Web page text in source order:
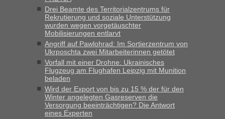
keine Probleme geben“
Recht, Visa und Dokumente • Deklaration
gebrauchter Kleidung beim Zoll
„Hallo Leute, ich weiß nicht, ob ich hier richtig bin mit meiner
Anfrage. Ich möchte 4 Umzugskartons mit gebrauchter
Straßen Kleidung bei der Einreise in die Ukraine
mitnehmen. Es ist gebrauchte Kleidung...“
Berichte und Reisetipps • Re: An welchem
Grenzübergang zwischen Polen und der Ukraine geht es am
schnellsten?
Drei Beamte des Territorialzentrums für
Rekrutierung und soziale Unterstützung
wurden wegen vorgetäuschter
Mobilisierungen entlarvt
Angriff auf Pawlohrad: Im Sortierzentrum von
Ukrposchta zwei Mitarbeiterinnen getötet
Vorfall mit einer Drohne: Ukrainisches
Flugzeug am Flughafen Leipzig mit Munition
beladen
Wird der Export von bis zu 15 % der für den
Winter angelegten Gasreserven die
Versorgung beeinträchtigen? Die Antwort
eines Experten